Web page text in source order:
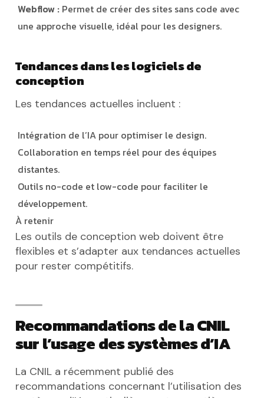
Webflow : Permet de créer des sites sans code avec
une approche visuelle, idéal pour les designers.
Tendances dans les logiciels de
conception
Les tendances actuelles incluent :
Intégration de l’IA pour optimiser le design.
Collaboration en temps réel pour des équipes
distantes.
Outils no-code et low-code pour faciliter le
développement.
À retenir
Les outils de conception web doivent être
flexibles et s’adapter aux tendances actuelles
pour rester compétitifs.
Recommandations de la CNIL
sur l’usage des systèmes d’IA
La CNIL a récemment publié des
recommandations concernant l’utilisation des